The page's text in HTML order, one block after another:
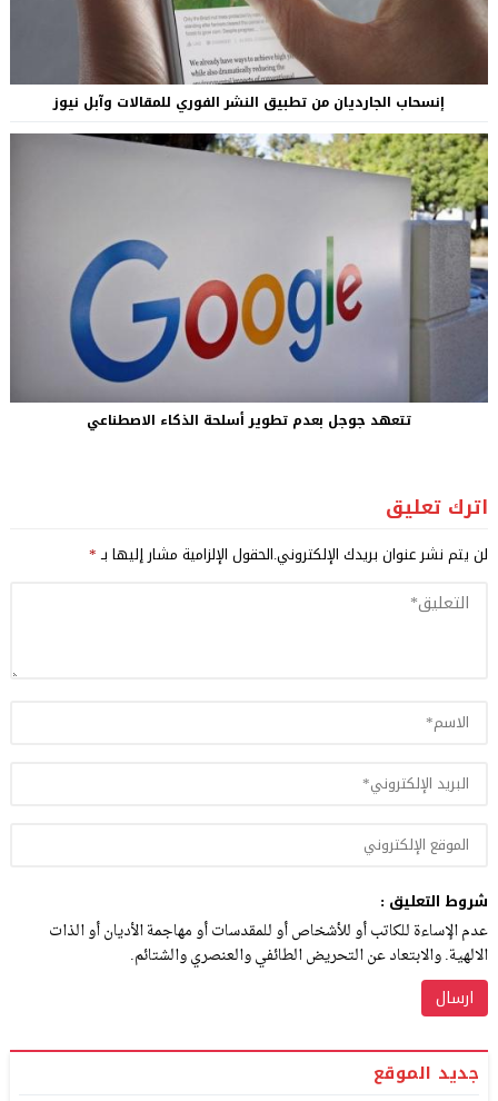
إنسحاب الجارديان من تطبيق النشر الفوري للمقالات وآبل نيوز
تتعهد جوجل بعدم تطوير أسلحة الذكاء الاصطناعي
اترك تعليق
لن يتم نشر عنوان بريدك الإلكتروني.الحقول الإلزامية مشار إليها بـ*
شروط التعليق :
عدم الإساءة للكاتب أو للأشخاص أو للمقدسات أو مهاجمة الأديان أو الذات
الالهية. والابتعاد عن التحريض الطائفي والعنصري والشتائم.
جديد الموقع